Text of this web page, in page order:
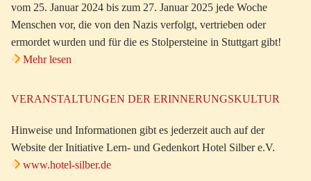
vom 25. Januar 2024 bis zum 27. Januar 2025 jede Woche
Menschen vor, die von den Nazis verfolgt, vertrieben oder
ermordet wurden und für die es Stolpersteine in Stuttgart gibt!
Mehr lesen
VERANSTALTUNGEN DER ERINNERUNGSKULTUR
Hinweise und Informationen gibt es jederzeit auch auf der
Website der Initiative Lern- und Gedenkort Hotel Silber e.V.
www.hotel-silber.de